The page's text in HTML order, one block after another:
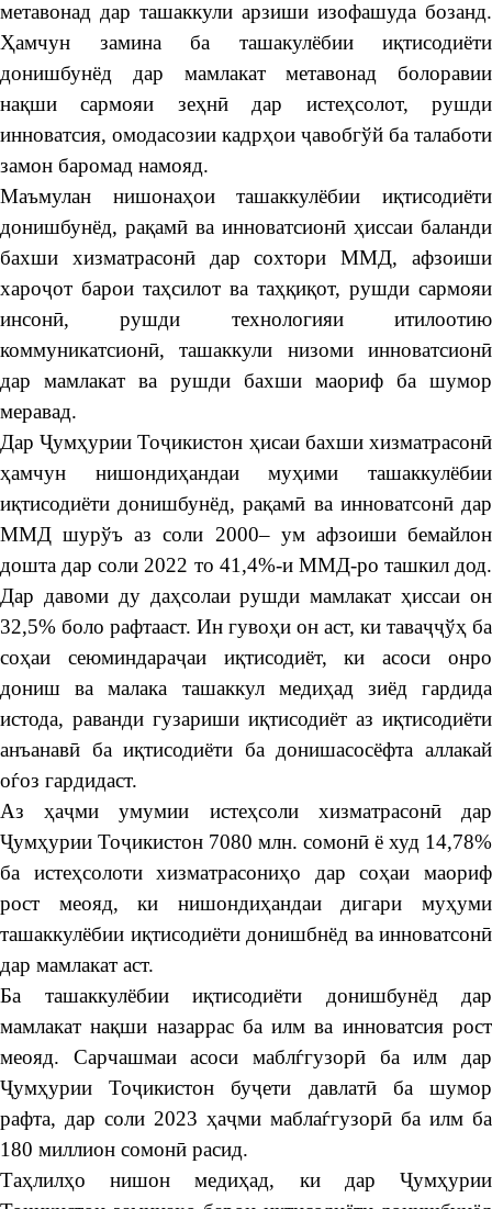
метавонад дар ташаккули арзиши изофашуда бозанд.
Ҳамчун замина ба ташакулёбии иқтисодиёти
донишбунёд дар мамлакат метавонад болоравии
нақши сармояи зеҳнӣ дар истеҳсолот, рушди
инноватсия, омодасозии кадрҳои ҷавобгўй ба талаботи
замон баромад намояд.
Маъмулан нишонаҳои ташаккулёбии иқтисодиёти
донишбунёд, рақамӣ ва инноватсионӣ ҳиссаи баланди
бахши хизматрасонӣ дар сохтори ММД, афзоиши
хароҷот барои таҳсилот ва таҳқиқот, рушди сармояи
инсонӣ, рушди технологияи итилоотию
коммуникатсионӣ, ташаккули низоми инноватсионӣ
дар мамлакат ва рушди бахши маориф ба шумор
меравад.
Дар Ҷумҳурии Тоҷикистон ҳисаи бахши хизматрасонӣ
ҳамчун нишондиҳандаи муҳими ташаккулёбии
иқтисодиёти донишбунёд, рақамӣ ва инноватсонӣ дар
ММД шурўъ аз соли 2000– ум афзоиши бемайлон
дошта дар соли 2022 то 41,4%-и ММД-ро ташкил дод.
Дар давоми ду даҳсолаи рушди мамлакат ҳиссаи он
32,5% боло рафтааст. Ин гувоҳи он аст, ки таваҷҷўҳ ба
соҳаи сеюминдараҷаи иқтисодиёт, ки асоси онро
дониш ва малака ташаккул медиҳад зиёд гардида
истода, раванди гузариши иқтисодиёт аз иқтисодиёти
анъанавӣ ба иқтисодиёти ба донишасосёфта аллакай
оѓоз гардидаст.
Аз ҳаҷми умумии истеҳсоли хизматрасонӣ дар
Ҷумҳурии Тоҷикистон 7080 млн. сомонӣ ё худ 14,78%
ба истеҳсолоти хизматрасониҳо дар соҳаи маориф
рост меояд, ки нишондиҳандаи дигари муҳуми
ташаккулёбии иқтисодиёти донишбнёд ва инноватсонӣ
дар мамлакат аст.
Ба ташаккулёбии иқтисодиёти донишбунёд дар
мамлакат нақши назаррас ба илм ва инноватсия рост
меояд. Сарчашмаи асоси маблѓгузорӣ ба илм дар
Ҷумҳурии Тоҷикистон буҷети давлатӣ ба шумор
рафта, дар соли 2023 ҳаҷми маблаѓгузорӣ ба илм ба
180 миллион сомонӣ расид.
Таҳлилҳо нишон медиҳад, ки дар Ҷумҳурии